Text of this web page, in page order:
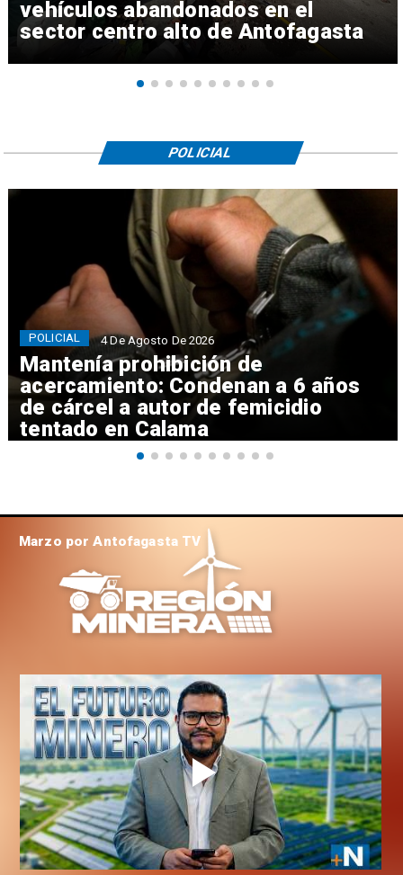
vehículos abandonados en el
sector centro alto de Antofagasta
Mantenía prohibición de
acercamiento: Condenan a 6 años
de cárcel a autor de femicidio
tentado en Calama
POLICIAL 4 De Agosto De 2026
POLICIAL
Marzo por Antofagasta TV